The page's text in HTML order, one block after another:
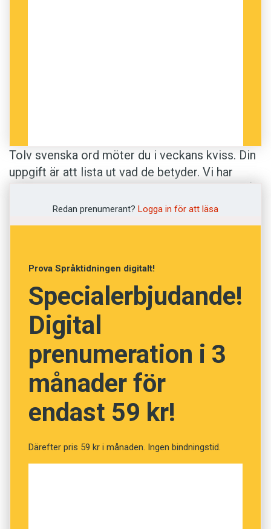
Tolv svenska ord möter du i veckans kviss. Din
uppgift är att lista ut vad de betyder. Vi har
Svenska Akademiens ordlista . Lycka till!
Foto: Pixabay
Prenumerera! Pröva 2 nummer av
Språktidningen för 99 kronor.
Vet du vad orden betyder?
(Kviss #195)
Fråga1av12
Redan prenumerant? Logga in för att läsa
Prova Språktidningen digitalt!
Specialerbjudande!
Digital
prenumeration i 3
månader för
endast 59 kr!
Därefter pris 59 kr i månaden. Ingen bindningstid.